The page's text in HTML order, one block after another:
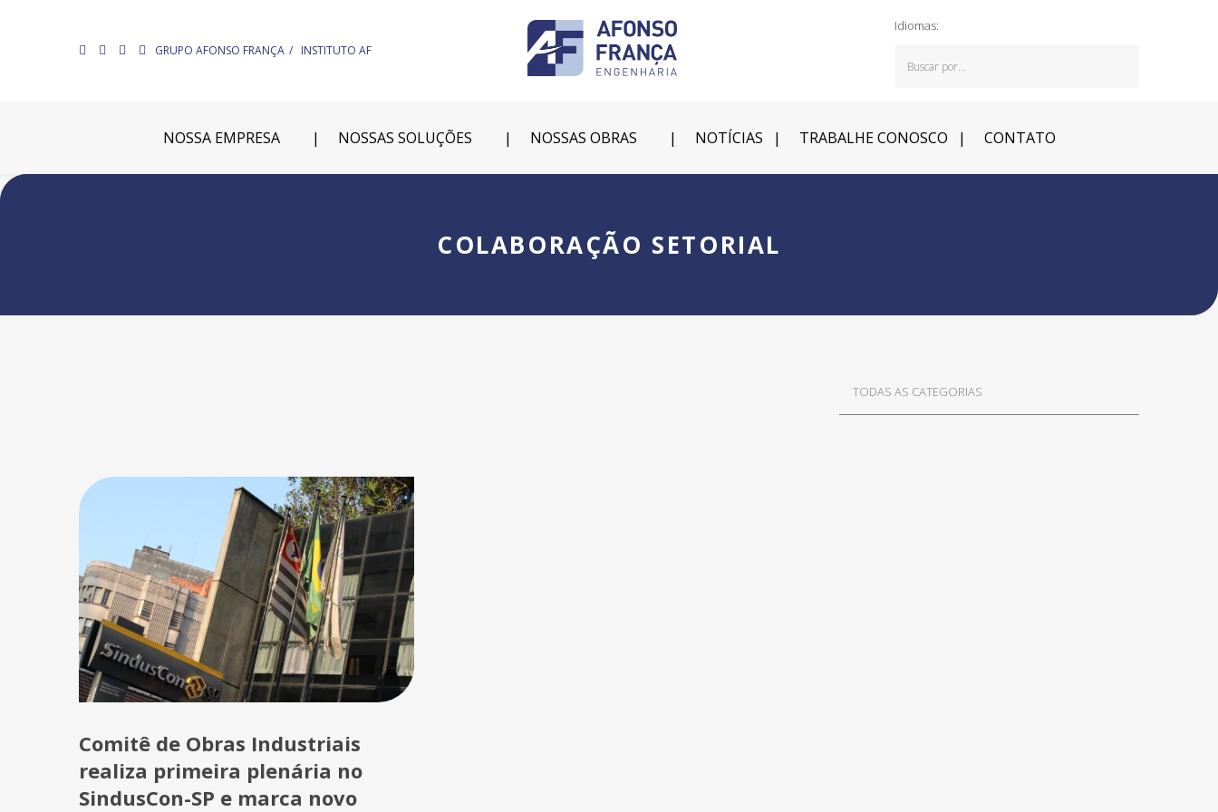
GRUPO AFONSO FRANÇA INSTITUTO AF
Idiomas:
NOSSA EMPRESA NOSSAS SOLUÇÕES NOSSAS OBRAS NOTÍCIAS TRABALHE CONOSCO CONTATO
COLABORAÇÃO SETORIAL
Comitê de Obras Industriais
realiza primeira plenária no
SindusCon-SP e marca novo